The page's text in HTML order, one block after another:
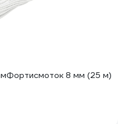
8 мм (25 м)